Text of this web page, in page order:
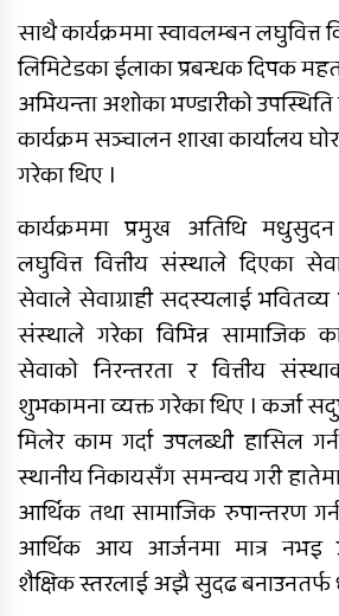
सिमलखुटीमा
प्रतीक्षालय उद्घाटन
राप्ती चेम्बर अफ
साधारणसभा सम्पन्न
सल्यानमा शिकार
एकको मृत्यु, छ जना
दुर्घटनाबाट मृत्यु
अन्तयष्टी
साथै कार्यक्रममा स्वावलम्बन लघुवित्त
लिमिटेडका ईलाका प्रबन्धक दिपक
अभियन्ता अशोका भण्डारीको
कार्यक्रम सञ्चालन शाखा कार्यालय
गरेका थिए ।
कार्यक्रममा प्रमुख अतिथि
लघुवित्त वित्तीय संस्थाले दिएका
सेवाले सेवाग्राही सदस्यलाई भवितव्य
संस्थाले गरेका विभिन्न सामाजिक
सेवाको निरन्तरता र वित्तीय
शुभकामना व्यक्त गरेका थिए । कर्जा
मिलेर काम गर्दा उपलब्धी हासिल
स्थानीय निकायसँग समन्वय गरी
आर्थिक तथा सामाजिक रुपान्तरण
आर्थिक आय आर्जनमा मात्र नभइ
शैक्षिक स्तरलाई अझै सुदढ बनाउनतर्फ